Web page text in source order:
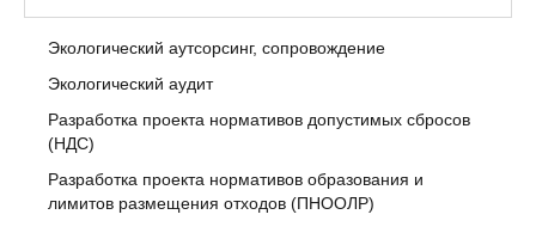
Экологический аутсорсинг, сопровождение
Экологический аудит
Разработка проекта нормативов допустимых сбросов
(НДС)
Разработка проекта нормативов образования и
лимитов размещения отходов (ПНООЛР)